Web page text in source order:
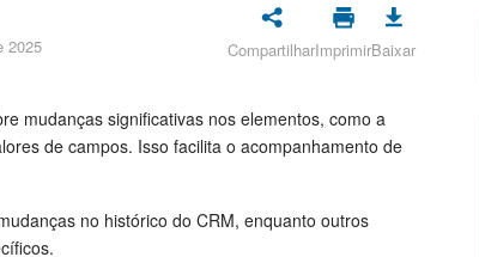
2025 CompartilharImprimirBaixar
mudanças significativas nos elementos, como a
de campos. Isso facilita o acompanhamento de
no histórico do CRM, enquanto outros